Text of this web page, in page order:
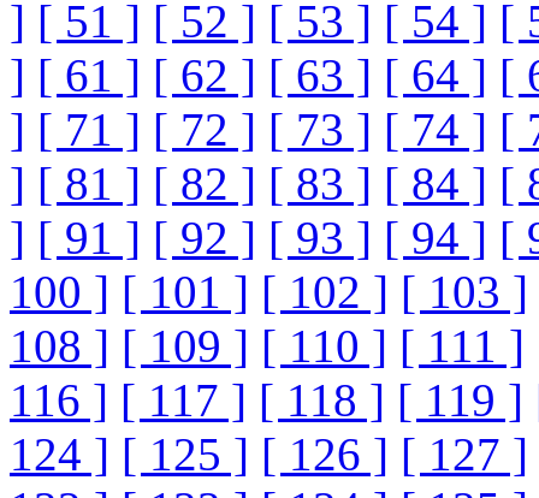
] [ 51 ] [ 52 ] [ 53 ] [ 54 ] [
] [ 61 ] [ 62 ] [ 63 ] [ 64 ] [
] [ 71 ] [ 72 ] [ 73 ] [ 74 ] [
] [ 81 ] [ 82 ] [ 83 ] [ 84 ] [
] [ 91 ] [ 92 ] [ 93 ] [ 94 ] [
100 ] [ 101 ] [ 102 ] [ 103 ]
108 ] [ 109 ] [ 110 ] [ 111 ]
116 ] [ 117 ] [ 118 ] [ 119 ]
124 ] [ 125 ] [ 126 ] [ 127 ]